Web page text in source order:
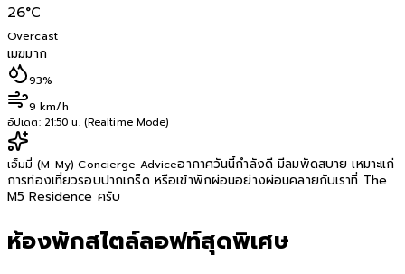
26°C
Overcast
เมฆมาก
93%
9 km/h
อัปเดต: 21:50 น. (Realtime Mode)
เอ็มมี่ (M-My) Concierge Adviceอากาศวันนี้กำลังดี มีลมพัดสบาย เหมาะแก่
การท่องเที่ยวรอบปากเกร็ด หรือเข้าพักผ่อนอย่างผ่อนคลายกับเราที่ The
M5 Residence ครับ
ห้องพักสไตล์ลอฟท์สุดพิเศษ